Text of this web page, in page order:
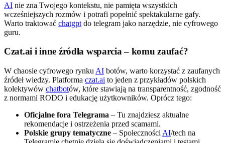
AI nie zna Twojego kontekstu, nie pamięta wszystkich
wcześniejszych rozmów i potrafi popełnić spektakularne gafy.
Warto traktować chatgpt do telegram jako narzędzie, nie cyfrowego
guru.
Czat.ai i inne źródła wsparcia – komu zaufać?
W chaosie cyfrowego rynku AI botów, warto korzystać z zaufanych
źródeł wiedzy. Platforma czat.ai to jeden z przykładów polskich
kolektywów chatbotów, które stawiają na transparentność, zgodność
z normami RODO i edukację użytkowników. Oprócz tego:
Oficjalne fora Telegrama – Tu znajdziesz aktualne
rekomendacje i ostrzeżenia przed scamami.
Polskie grupy tematyczne – Społeczności AI/tech na